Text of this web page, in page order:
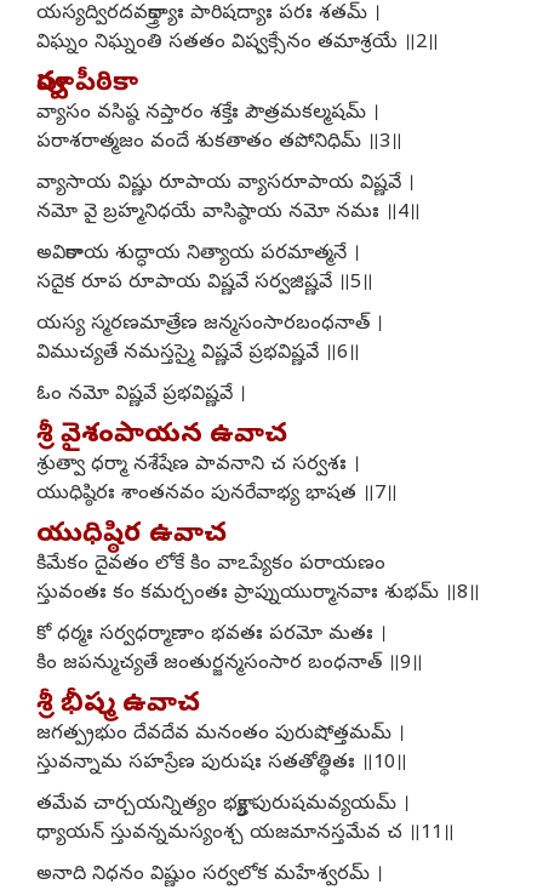
యస్యద్విరదవక్త్రాద్యాః పారిషద్యాః పరః శతమ్ ।
విఘ్నం నిఘ్నంతి సతతం విష్వక్సేనం తమాశ్రయే ॥2॥
పూర్వ పీఠికా
వ్యాసం వసిష్ఠ నప్తారం శక్తేః పౌత్రమకల్మషమ్ ।
పరాశరాత్మజం వందే శుకతాతం తపోనిధిమ్ ॥3॥
వ్యాసాయ విష్ణు రూపాయ వ్యాసరూపాయ విష్ణవే ।
నమో వై బ్రహ్మనిధయే వాసిష్ఠాయ నమో నమః ॥4॥
అవికారాయ శుద్ధాయ నిత్యాయ పరమాత్మనే ।
సదైక రూప రూపాయ విష్ణవే సర్వజిష్ణవే ॥5॥
యస్య స్మరణమాత్రేణ జన్మసంసారబంధనాత్ ।
విముచ్యతే నమస్తస్మై విష్ణవే ప్రభవిష్ణవే ॥6॥
ఓం నమో విష్ణవే ప్రభవిష్ణవే ।
శ్రీ వైశంపాయన ఉవాచ
శ్రుత్వా ధర్మా నశేషేణ పావనాని చ సర్వశః ।
యుధిష్ఠిరః శాంతనవం పునరేవాభ్య భాషత ॥7॥
యుధిష్ఠిర ఉవాచ
కిమేకం దైవతం లోకే కిం వాఽప్యేకం పరాయణం
స్తువంతః కం కమర్చంతః ప్రాప్నుయుర్మానవాః శుభమ్ ॥8॥
కో ధర్మః సర్వధర్మాణాం భవతః పరమో మతః ।
కిం జపన్ముచ్యతే జంతుర్జన్మసంసార బంధనాత్ ॥9॥
శ్రీ భీష్మ ఉవాచ
జగత్ప్రభుం దేవదేవ మనంతం పురుషోత్తమమ్ ।
స్తువన్నామ సహస్రేణ పురుషః సతతోత్థితః ॥10॥
తమేవ చార్చయన్నిత్యం భక్త్యా పురుషమవ్యయమ్ ।
ధ్యాయన్ స్తువన్నమస్యంశ్చ యజమానస్తమేవ చ ॥11॥
అనాది నిధనం విష్ణుం సర్వలోక మహేశ్వరమ్ ।